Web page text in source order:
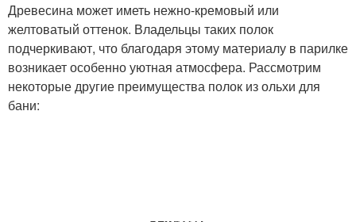
Древесина может иметь нежно-кремовый или
желтоватый оттенок. Владельцы таких полок
подчеркивают, что благодаря этому материалу в парилке
возникает особенно уютная атмосфера. Рассмотрим
некоторые другие преимущества полок из ольхи для
бани: